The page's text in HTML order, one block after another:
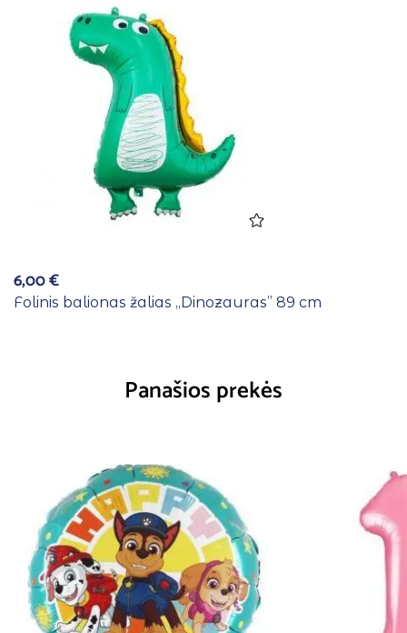
6,00€
Folinis balionas žalias ,,Dinozauras” 89 cm
Panašios prekės